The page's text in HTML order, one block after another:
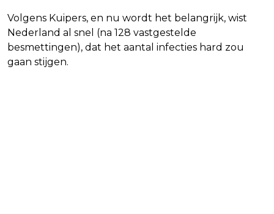
Volgens Kuipers, en nu wordt het belangrijk, wist
Nederland al snel (na 128 vastgestelde
besmettingen), dat het aantal infecties hard zou
gaan stijgen.